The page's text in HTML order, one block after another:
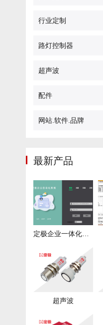
行业定制
路灯控制器
超声波
配件
网站.软件.品牌
最新产品
超声波